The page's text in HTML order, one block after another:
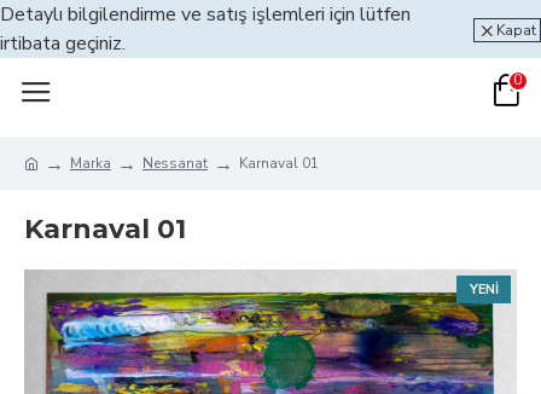
Detaylı bilgilendirme ve satış işlemleri için lütfen
irtibata geçiniz.
Kapat
0
Marka Nessanat Karnaval 01
Karnaval 01
YENI